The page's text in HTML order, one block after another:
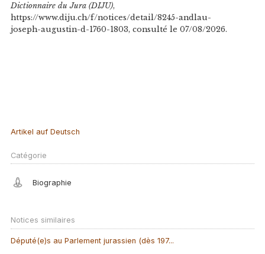
Dictionnaire du Jura (DIJU),
https://www.diju.ch/f/notices/detail/8245-andlau-
joseph-augustin-d-1760-1803, consulté le 07/08/2026.
Artikel auf Deutsch
Catégorie
Biographie
Notices similaires
Député(e)s au Parlement jurassien (dès 197...